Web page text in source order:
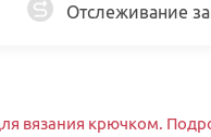
Отслеживание
вязания крючком.